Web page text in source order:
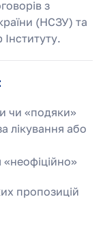
з
(НСЗУ) та
чи «подяки»
лікування або
пропозицій